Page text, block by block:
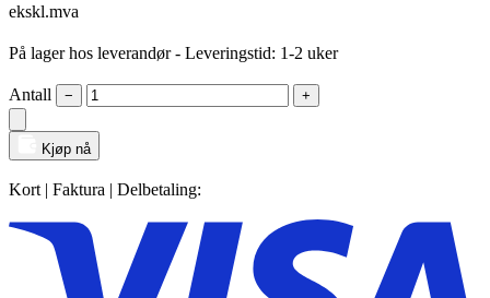
ekskl.mva
På lager hos leverandør- Leveringstid: 1-2 uker
Antall − +
Kjøp nå
Kort | Faktura | Delbetaling: